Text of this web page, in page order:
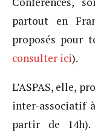
partout en
proposés pour
consulter ici).
L’ASPAS, elle,
inter-associatif
partir de